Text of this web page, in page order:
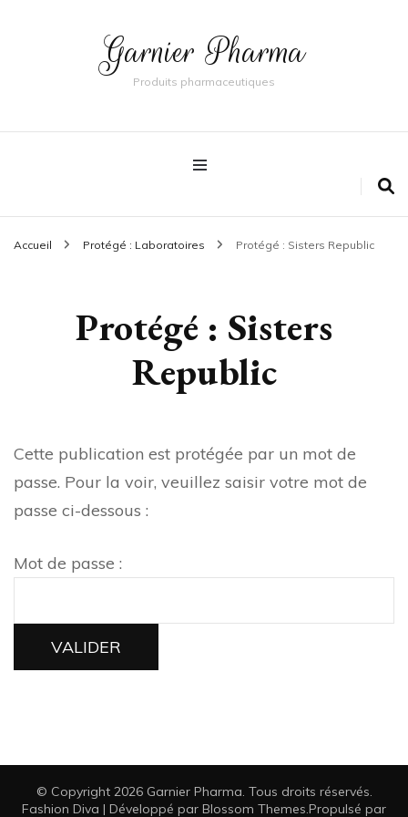
Garnier Pharma
Produits pharmaceutiques
Accueil Protégé : Laboratoires Protégé : Sisters Republic
Protégé : Sisters
Republic
Cette publication est protégée par un mot de
passe. Pour la voir, veuillez saisir votre mot de
passe ci-dessous :
Mot de passe :
© Copyright 2026 Garnier Pharma. Tous droits réservés.
Fashion Diva | Développé par Blossom Themes.Propulsé par